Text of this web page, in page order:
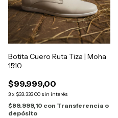
Botita Cuero Ruta Tiza | Moha
1510
$99.999,00
3x $33.333,00 sin interés
$89.999,10 con Transferencia o
depósito